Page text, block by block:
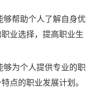
够帮助个人了解自身优
业选择，提高职业生
够为个人提供专业的职
点的职业发展计划。